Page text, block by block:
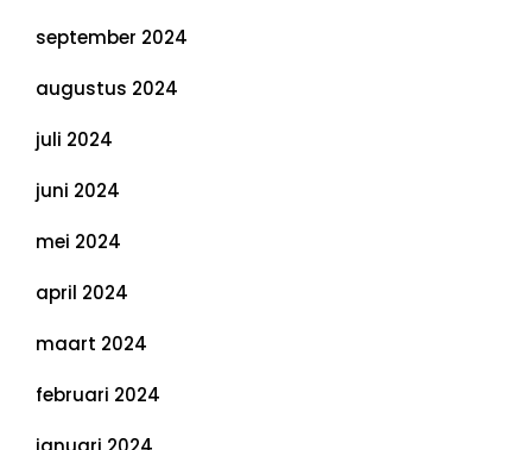
september 2024
augustus 2024
juli 2024
juni 2024
mei 2024
april 2024
maart 2024
februari 2024